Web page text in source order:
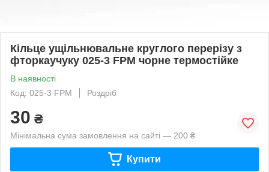
Кільце ущільнювальне круглого перерізу з
фторкаучуку 025-3 FРM чорне термостійке
В наявності
Код: 025-3 FРM
Роздріб
30 ₴
Мінімальна сума замовлення на сайті — 200 ₴
Купити